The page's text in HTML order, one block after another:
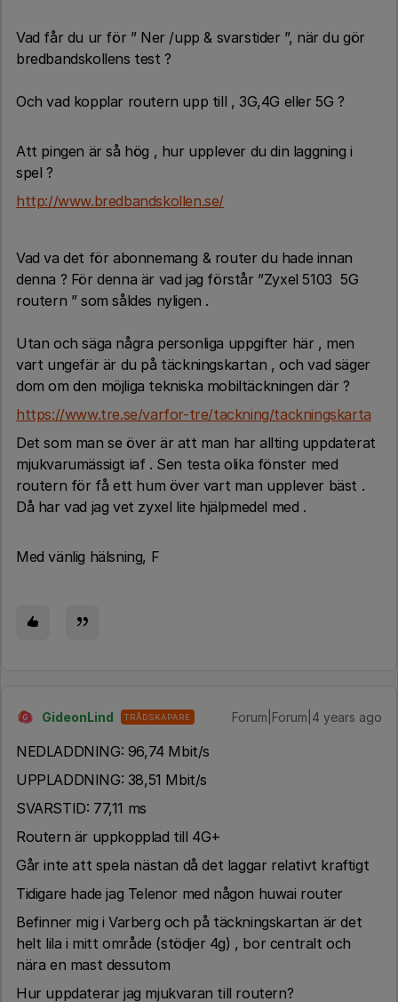
Vad får du ur för ” Ner /upp & svarstider ”, när du gör
bredbandskollens test ?
Och vad kopplar routern upp till , 3G,4G eller 5G ?
Att pingen är så hög , hur upplever du din laggning i
spel ?
http://www.bredbandskollen.se/
Vad va det för abonnemang & router du hade innan
denna ? För denna är vad jag förstår ”Zyxel 5103 5G
routern ” som såldes nyligen .
Utan och säga några personliga uppgifter här , men
vart ungefär är du på täckningskartan , och vad säger
dom om den möjliga tekniska mobiltäckningen där ?
https://www.tre.se/varfor-tre/tackning/tackningskarta
Det som man se över är att man har allting uppdaterat
mjukvarumässigt iaf . Sen testa olika fönster med
routern för få ett hum över vart man upplever bäst .
Då har vad jag vet zyxel lite hjälpmedel med .
Med vänlig hälsning, F
G GideonLind TRÅDSKAPARE Forum|Forum|4 years ago
NEDLADDNING: 96,74 Mbit/s
UPPLADDNING: 38,51 Mbit/s
SVARSTID: 77,11 ms
Routern är uppkopplad till 4G+
Går inte att spela nästan då det laggar relativt kraftigt
Tidigare hade jag Telenor med någon huwai router
Befinner mig i Varberg och på täckningskartan är det
helt lila i mitt område (stödjer 4g) , bor centralt och
nära en mast dessutom
Hur uppdaterar jag mjukvaran till routern?